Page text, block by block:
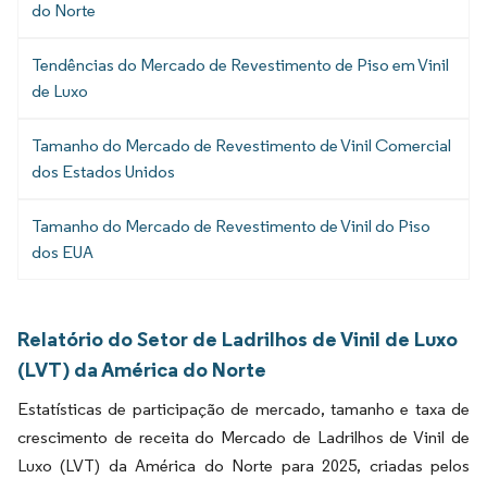
do Norte
Tendências do Mercado de Revestimento de Piso em Vinil
de Luxo
Tamanho do Mercado de Revestimento de Vinil Comercial
dos Estados Unidos
Tamanho do Mercado de Revestimento de Vinil do Piso
dos EUA
Relatório do Setor de Ladrilhos de Vinil de Luxo
(LVT) da América do Norte
Estatísticas de participação de mercado, tamanho e taxa de
crescimento de receita do Mercado de Ladrilhos de Vinil de
Luxo (LVT) da América do Norte para 2025, criadas pelos